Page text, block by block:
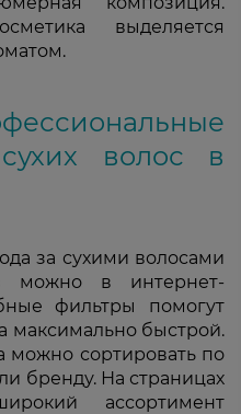
выделяется
волос в
за сухими волосами
можно в интернет-
фильтры помогут
максимально быстрой.
можно сортировать по
бренду. На страницах
ассортимент